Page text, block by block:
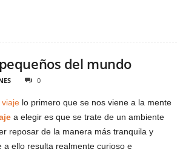
del mundo
0
viaje lo primero que se nos viene a la mente
a elegir es que se trate de un ambiente
reposar de la manera más tranquila y
a ello resulta realmente curioso e